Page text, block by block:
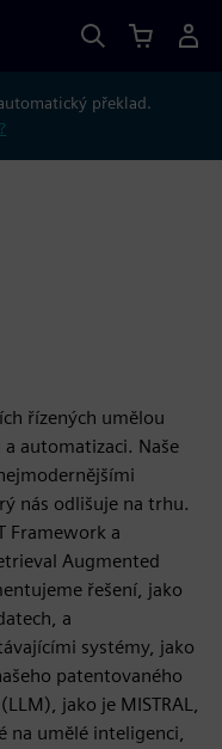
překlad.
řízených umělou
automatizaci. Naše
nás odlišuje na trhu.
Framework a
Augmented
řešení, jako
a
systémy, jako
patentovaného
jako je MISTRAL,
na umělé inteligenci,